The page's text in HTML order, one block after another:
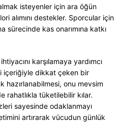
isteyenler için ara öğün
alımını destekler. Sporcular için
sürecinde kas onarımına katkı
karşılamaya yardımcı
içeriğiyle dikkat çeken bir
hazırlanabilmesi, onu mevsim
rahatlıkla tüketilebilir kılar.
sayesinde odaklanmayı
artırarak vücudun günlük